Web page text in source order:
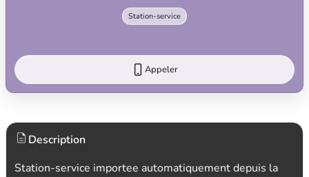
Station-service
Appeler
Description
Station-service importee automatiquement depuis la